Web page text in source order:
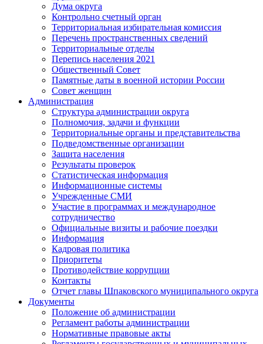
Дума округа
Контрольно счетный орган
Территориальная избирательная комиссия
Перечень пространственных сведений
Территориальные отделы
Перепись населения 2021
Общественный Совет
Памятные даты в военной истории России
Совет женщин
Администрация
Структура администрации округа
Полномочия, задачи и функции
Территориальные органы и представительства
Подведомственные организации
Защита населения
Результаты проверок
Статистическая информация
Информационные системы
Учрежденные СМИ
Участие в программах и международное
сотрудничество
Официальные визиты и рабочие поездки
Информация
Кадровая политика
Приоритеты
Противодействие коррупции
Контакты
Отчет главы Шпаковского муниципального округа
Документы
Положение об администрации
Регламент работы администрации
Нормативные правовые акты